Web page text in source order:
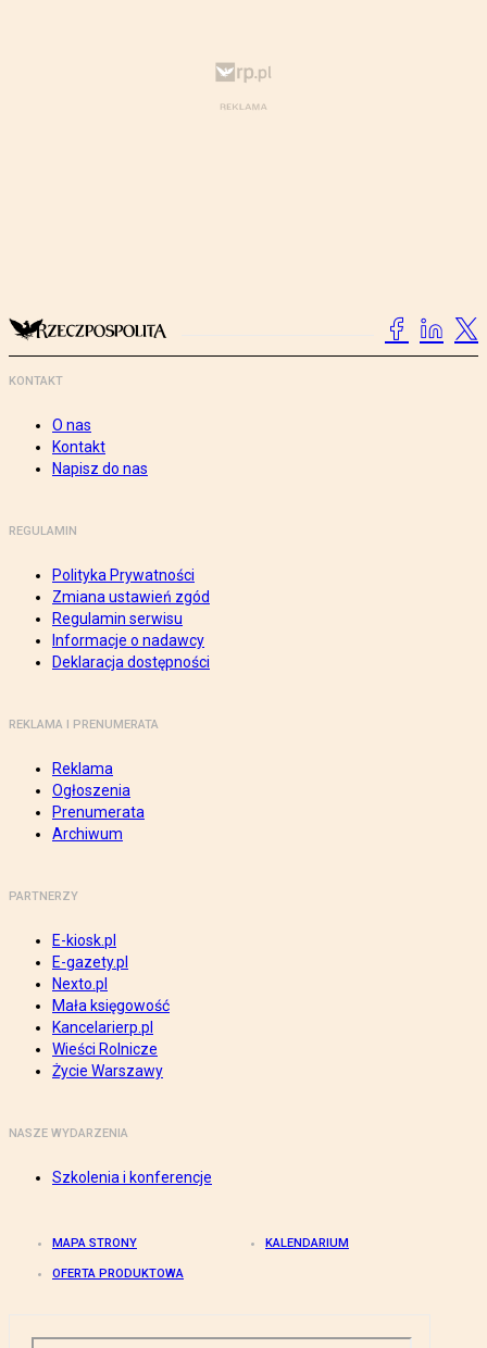
KONTAKT
O nas
Kontakt
Napisz do nas
REGULAMIN
Polityka Prywatności
Zmiana ustawień zgód
Regulamin serwisu
Informacje o nadawcy
Deklaracja dostępności
REKLAMA I PRENUMERATA
Reklama
Ogłoszenia
Prenumerata
Archiwum
PARTNERZY
E-kiosk.pl
E-gazety.pl
Nexto.pl
Mała księgowość
Kancelarierp.pl
Wieści Rolnicze
Życie Warszawy
NASZE WYDARZENIA
Szkolenia i konferencje
MAPA STRONY KALENDARIUM
OFERTA PRODUKTOWA